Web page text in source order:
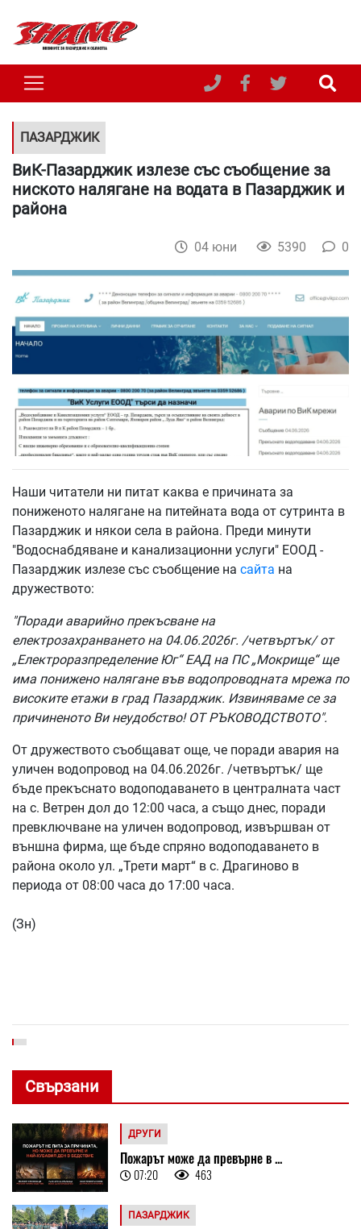
ПАЗАРДЖИК
ВиК-Пазарджик излезе със съобщение за
ниското налягане на водата в Пазарджик и
района
04 юни 5390 0
Наши читатели ни питат каква е причината за
пониженото налягане на питейната вода от сутринта в
Пазарджик и някои села в района. Преди минути
"Водоснабдяване и канализационни услуги" ЕООД -
Пазарджик излезе със съобщение на сайта на
дружеството:
"Поради аварийно прекъсване на
електрозахранването на 04.06.2026г. /четвъртък/ от
„Електроразпределение Юг“ ЕАД на ПС „Мокрище“ ще
има понижено налягане във водопроводната мрежа по
високите етажи в град Пазарджик. Извиняваме се за
причиненото Ви неудобство! ОТ РЪКОВОДСТВОТО".
От дружеството съобщават още, че поради авария на
уличен водопровод на 04.06.2026г. /четвъртък/ ще
бъде прекъснато водоподаването в централната част
на с. Ветрен дол до 12:00 часа, а също днес, поради
превключване на уличен водопровод, извършван от
външна фирма, ще бъде спряно водоподаването в
района около ул. „Трети март“ в с. Драгиново в
периода от 08:00 часа до 17:00 часа.
(Зн)
Свързани
ДРУГИ
Пожарът може да превърне в ...
07:20 463
ПАЗАРДЖИК